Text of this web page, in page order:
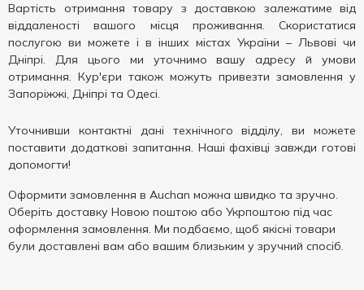
Вартість отримання товару з доставкою залежатиме від
віддаленості вашого місця проживання. Скористатися
послугою ви можете і в інших містах України – Львові чи
Дніпрі. Для цього ми уточнимо вашу адресу й умови
отримання. Кур'єри також можуть привезти замовлення у
Запоріжжі, Дніпрі та Одесі.
Уточнивши контактні дані технічного відділу, ви можете
поставити додаткові запитання. Наші фахівці завжди готові
допомогти!
Оформити замовлення в Auchan можна швидко та зручно.
Оберіть доставку Новою поштою або Укрпоштою під час
оформлення замовлення. Ми подбаємо, щоб якісні товари
були доставлені вам або вашим близьким у зручний спосіб.